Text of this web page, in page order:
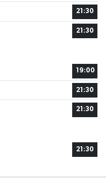
21:30
21:30
19:00
21:30
21:30
21:30